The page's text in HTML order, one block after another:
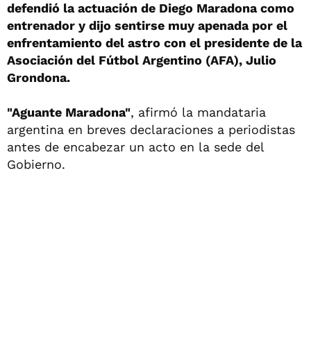
defendió la actuación de Diego Maradona como
entrenador y dijo sentirse muy apenada por el
enfrentamiento del astro con el presidente de la
Asociación del Fútbol Argentino (AFA), Julio
Grondona.
"Aguante Maradona", afirmó la mandataria
argentina en breves declaraciones a periodistas
antes de encabezar un acto en la sede del
Gobierno.